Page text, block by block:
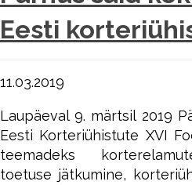
Eesti
11.03.2019
Laupäeval 9. märtsil 2019
Eesti Korteriühistute XVI
teemadeks
toetuse jätkumine,